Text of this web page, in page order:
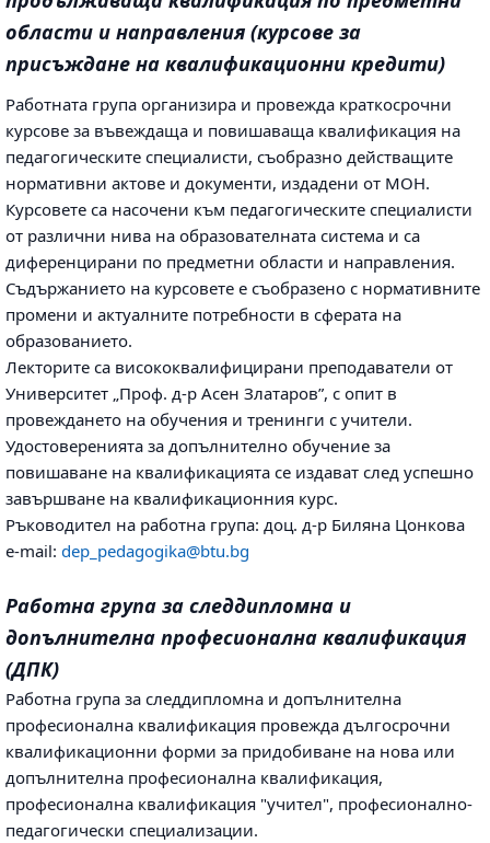
области и направления (курсове за
присъждане на квалификационни кредити)
Работната група организира и провежда краткосрочни
курсове за въвеждаща и повишаваща квалификация на
педагогическите специалисти, съобразно действащите
нормативни актове и документи, издадени от МОН.
Курсовете са насочени към педагогическите специалисти
от различни нива на образователната система и са
диференцирани по предметни области и направления.
Съдържанието на курсовете е съобразено с нормативните
промени и актуалните потребности в сферата на
образованието.
Лекторите са висококвалифицирани преподаватели от
Университет „Проф. д-р Асен Златаров”, с опит в
провеждането на обучения и тренинги с учители.
Удостоверенията за допълнително обучение за
повишаване на квалификацията се издават след успешно
завършване на квалификационния курс.
Ръководител на работна група: доц. д-р Биляна Цонкова
e-mail: dep_pedagogika@btu.bg
Работна група за следдипломна и
допълнителна професионална квалификация
(ДПК)
Работна група за следдипломна и допълнителна
професионална квалификация провежда дългосрочни
квалификационни форми за придобиване на нова или
допълнителна професионална квалификация,
професионална квалификация "учител", професионално-
педагогически специализации.